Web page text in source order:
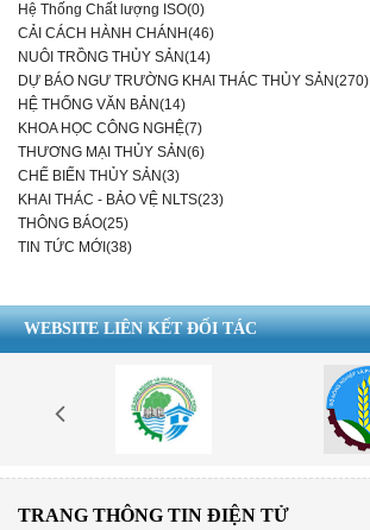
Hệ Thống Chất lượng ISO(0)
CẢI CÁCH HÀNH CHÁNH(46)
NUÔI TRỒNG THỦY SẢN(14)
DỰ BÁO NGƯ TRƯỜNG KHAI THÁC THỦY SẢN(270)
HỆ THỐNG VĂN BẢN(14)
KHOA HỌC CÔNG NGHỆ(7)
THƯƠNG MẠI THỦY SẢN(6)
CHẾ BIẾN THỦY SẢN(3)
KHAI THÁC - BẢO VỆ NLTS(23)
THÔNG BÁO(25)
TIN TỨC MỚI(38)
WEBSITE LIÊN KẾT ĐỐI TÁC
TRANG THÔNG TIN ĐIỆN TỬ